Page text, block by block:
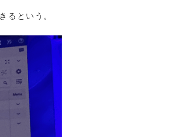
るという。